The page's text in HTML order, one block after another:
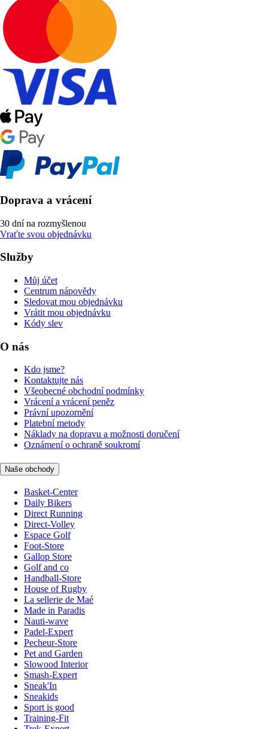
Doprava a vrácení
30 dní na rozmyšlenou
Vraťte svou objednávku
Služby
Můj účet
Centrum nápovědy
Sledovat mou objednávku
Vrátit mou objednávku
Kódy slev
O nás
Kdo jsme?
Kontaktujte nás
Všeobecné obchodní podmínky
Vrácení a vrácení peněz
Právní upozornění
Platební metody
Náklady na dopravu a možnosti doručení
Oznámení o ochraně soukromí
Naše obchody
Basket-Center
Daily Bikers
Direct Running
Direct-Volley
Espace Golf
Foot-Store
Gallop Store
Golf and co
Handball-Store
House of Rugby
La sellerie de Maé
Made in Paradis
Nauti-wave
Padel-Expert
Pecheur-Store
Pet and Garden
Slowood Interior
Smash-Expert
Sneak'In
Sneakids
Sport is good
Training-Fit